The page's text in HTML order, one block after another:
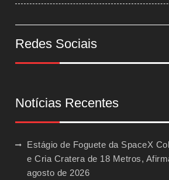
Redes Sociais
Notícias Recentes
Estágio de Foguete da SpaceX
e Cria Cratera de 18 Metros,
agosto de 2026